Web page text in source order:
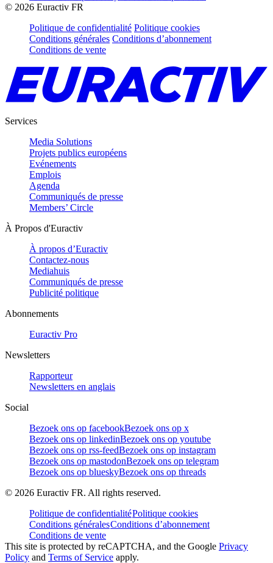
© 2026 Euractiv FR
Politique de confidentialité Politique cookies
Conditions générales Conditions d’abonnement
Conditions de vente
Services
Media Solutions
Projets publics européens
Evénements
Emplois
Agenda
Communiqués de presse
Members’ Circle
À Propos d'Euractiv
À propos d’Euractiv
Contactez-nous
Mediahuis
Communiqués de presse
Publicité politique
Abonnements
Euractiv Pro
Newsletters
Rapporteur
Newsletters en anglais
Social
Bezoek ons op facebookBezoek ons op x
Bezoek ons op linkedinBezoek ons op youtube
Bezoek ons op rss-feedBezoek ons op instagram
Bezoek ons op mastodonBezoek ons op telegram
Bezoek ons op blueskyBezoek ons op threads
© 2026 Euractiv FR. All rights reserved.
Politique de confidentialitéPolitique cookies
Conditions généralesConditions d’abonnement
Conditions de vente
This site is protected by reCAPTCHA, and the Google Privacy
Policy and Terms of Service apply.